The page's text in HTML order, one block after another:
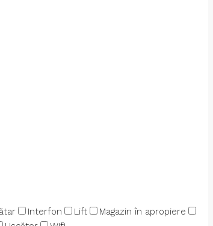
Interfon Lift
Magazin în apropiere